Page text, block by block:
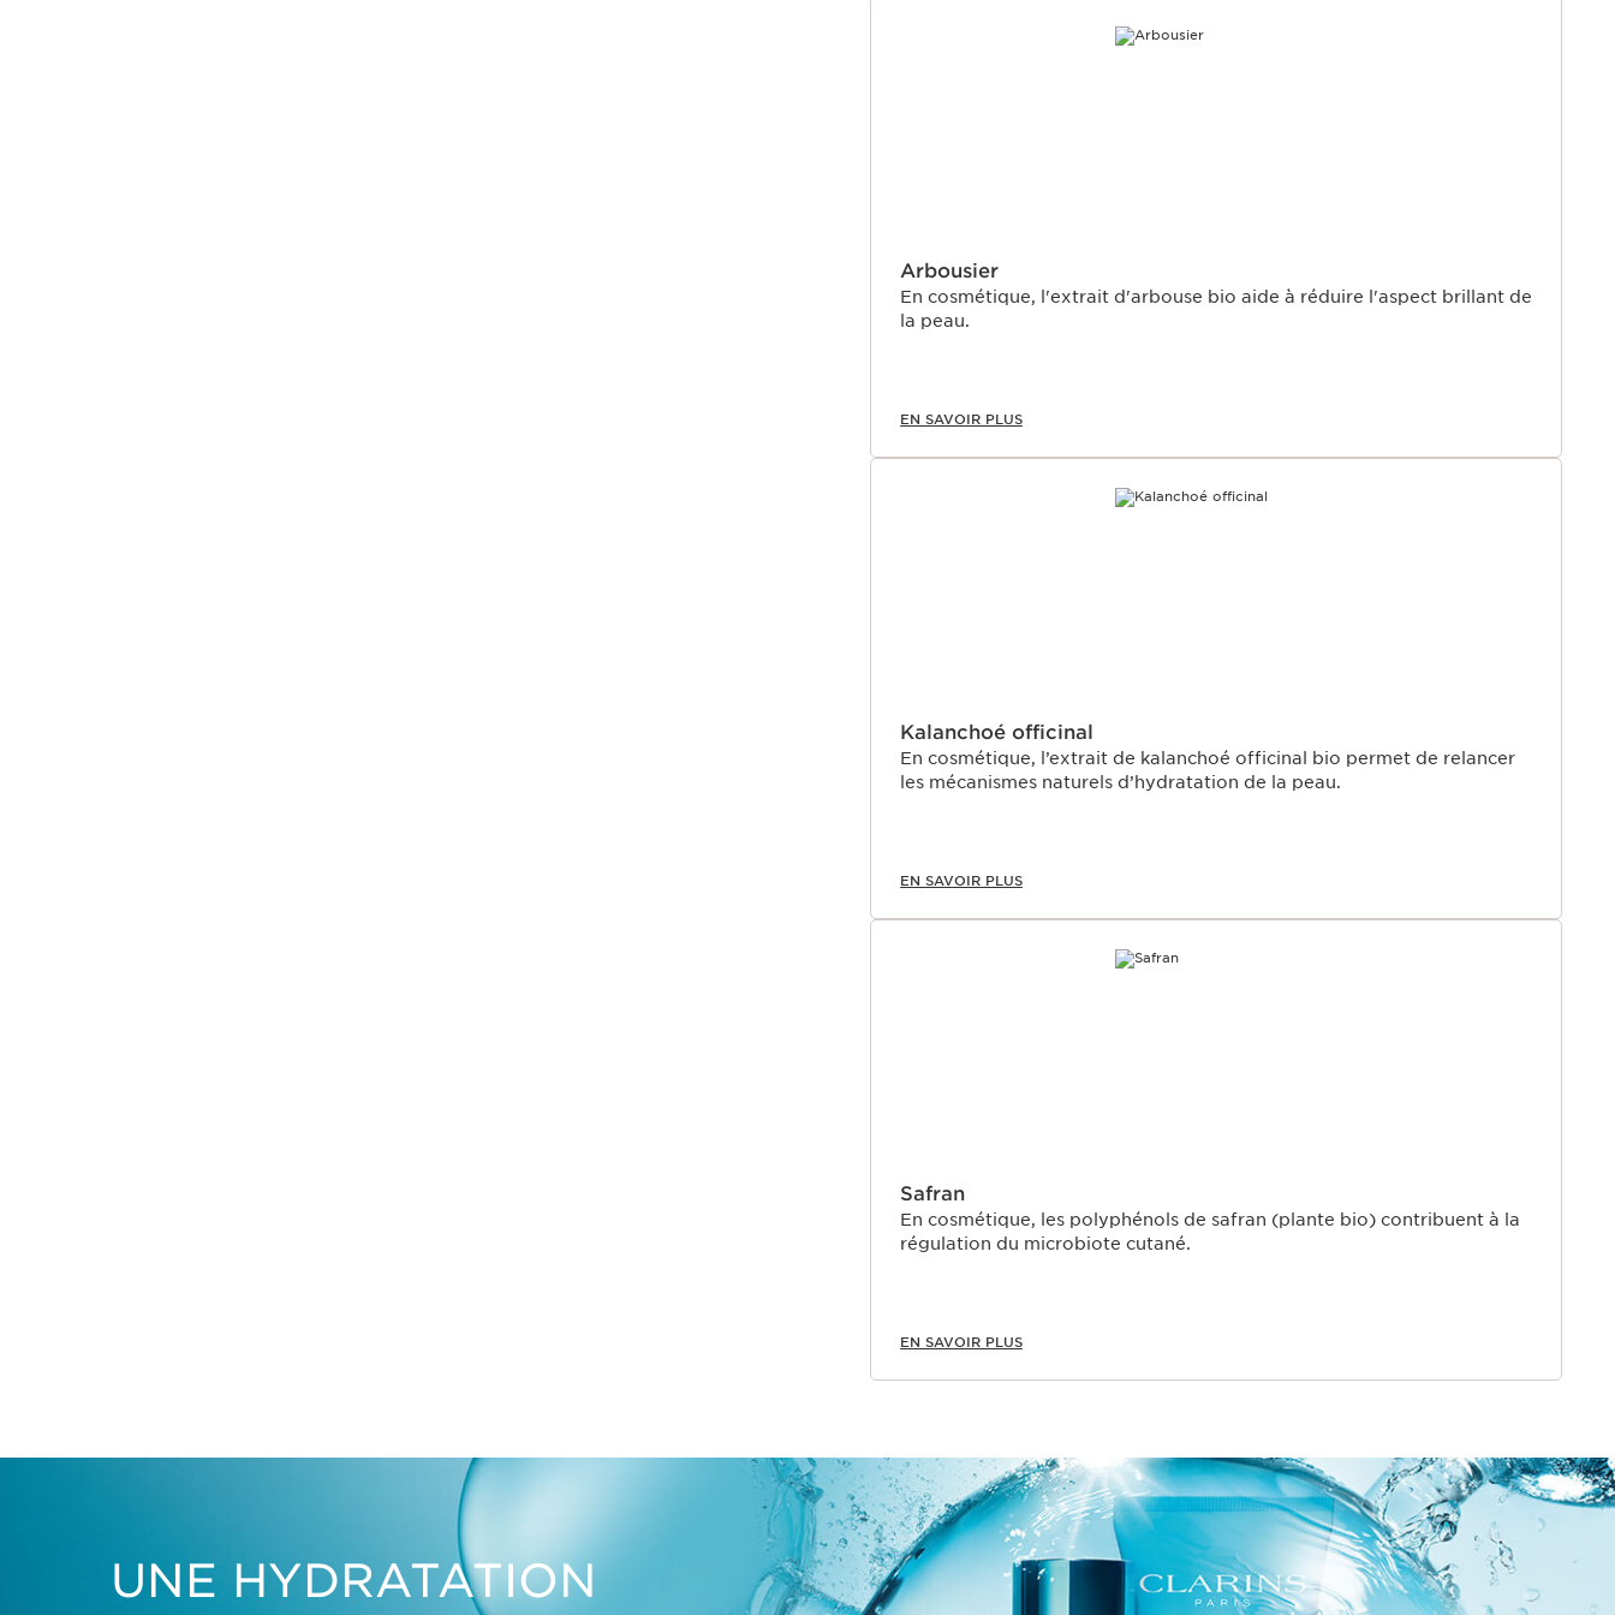
Arbousier
En cosmétique, l'extrait d'arbouse bio aide à réduire l'aspect brillant de
la peau.
EN SAVOIR PLUS
Kalanchoé officinal
En cosmétique, l’extrait de kalanchoé officinal bio permet de relancer
les mécanismes naturels d’hydratation de la peau.
EN SAVOIR PLUS
Safran
En cosmétique, les polyphénols de safran (plante bio) contribuent à la
régulation du microbiote cutané.
EN SAVOIR PLUS
UNE HYDRATATION